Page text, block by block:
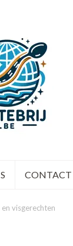
CONTACT
visgerechten